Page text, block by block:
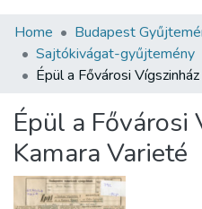
Communities & Collections
All of DSpace
Statistics
About us
Home Budapest
Sajtókivágat-gyűjtemény
Épül a Fővárosi
Kamara Varieté